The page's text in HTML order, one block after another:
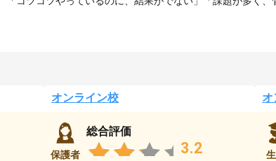
オンライン校
保護者
総合評価
3.2